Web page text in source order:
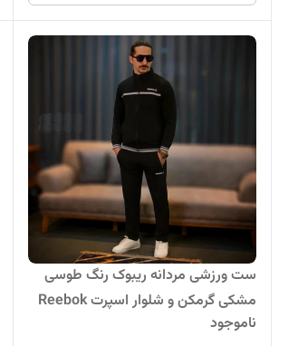
ست ورزشی مردانه ریبوک رنگ طوسی
مشکی گرمکن و شلوار اسپرت Reebok
ناموجود